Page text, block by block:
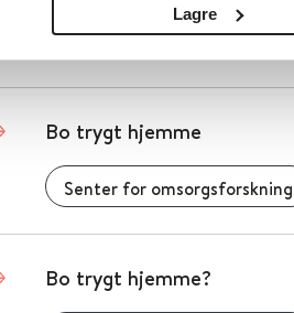
Lagre
Senter for omsorgsforskning
Bo trygt hjemme
Senter for omsorgsforskning
Bo trygt hjemme?